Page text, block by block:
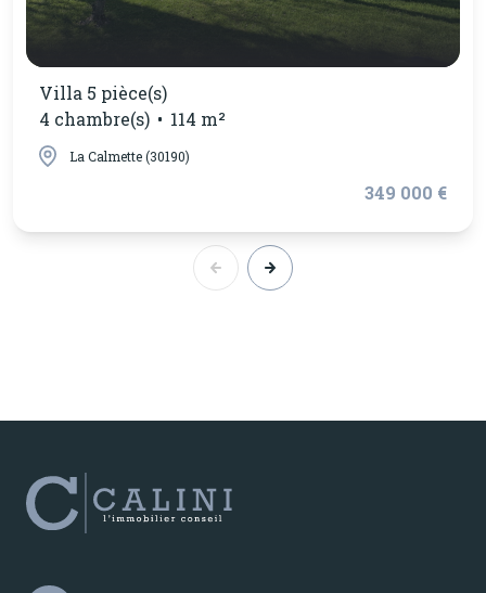
Villa 5 pièce(s)
4 chambre(s)
114 m²
La Calmette (30190)
349 000 €